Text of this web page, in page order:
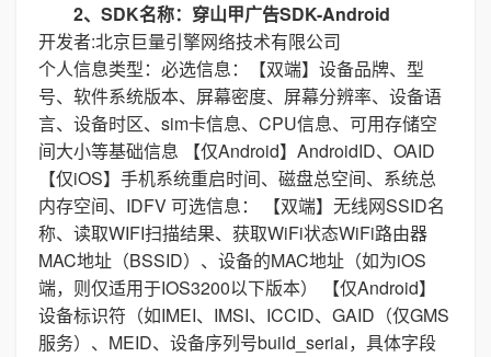
2、SDK名称：穿山甲广告SDK-Android
开发者:北京巨量引擎网络技术有限公司
个人信息类型：必选信息：【双端】设备品牌、型
号、软件系统版本、屏幕密度、屏幕分辨率、设备语
言、设备时区、sim卡信息、CPU信息、可用存储空
间大小等基础信息 【仅Android】AndroidID、OAID
【仅iOS】手机系统重启时间、磁盘总空间、系统总
内存空间、IDFV 可选信息： 【双端】无线网SSID名
称、读取WIFI扫描结果、获取WiFi状态WiFi路由器
MAC地址（BSSID）、设备的MAC地址（如为iOS
端，则仅适用于IOS3200以下版本） 【仅Android】
设备标识符（如IMEI、IMSI、ICCID、GAID（仅GMS
服务）、MEID、设备序列号build_serial，具体字段